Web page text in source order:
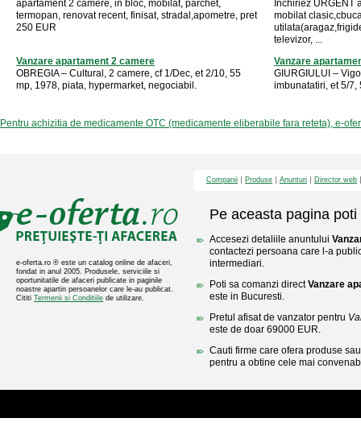
apartament 2 camere, in bloc, mobilat, parchet,
termopan, renovat recent, finisat, stradal,apometre, pret
250 EUR
Inchiriez URGENT
mobilat
televizor, ...
Vanzare apartament 2 camere
OBREGIA – Cultural, 2 camere, cf 1/Dec, et 2/10, 55
mp, 1978, piata, hypermarket, negociabil.
Vanzare
GIURGIULUI –
imbunatatiri, et 5/7,
Pentru achizitia de medicamente OTC (medicamente eliberabile fara reteta), e-
e-oferta.ro ® este un catalog online de afaceri,
fondat in anul 2005. Produsele, serviciile si
oportunitatile de afaceri publicate in paginile
noastre apartin persoanelor care le-au publicat.
Cititi Termenii si Conditiile de utilizare.
Companii Produse Anunturi Director web
Pe aceasta pagina poti
Accesezi detaliile anuntului
contactezi persoana care l-a
intermediari.
Poti sa comanzi directVanzare
este in Bucuresti.
Pretul afisat de vanzator pentru
este de doar 69000 EUR.
Cauti firme care ofera produse
pentru a obtine cele mai